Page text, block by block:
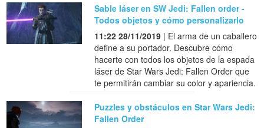
Sable láser en SW Jedi: Fallen order -
Todos objetos y cómo personalizarlo
11:22 28/11/2019 | El arma de un caballero
define a su portador. Descubre cómo
hacerte con todos los objetos de la espada
láser de Star Wars Jedi: Fallen Order que
te permitirán cambiar su color y apariencia.
Puzzles y obstáculos en Star Wars Jedi:
Fallen Order